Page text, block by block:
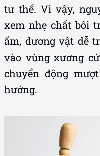
tư thế. Vì vậy,
xem nhẹ chất bôi
ẩm, dương vật dễ
vào vùng xương
chuyển động
hướng.